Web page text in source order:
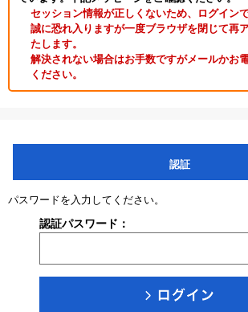
セッション情報が正しくないため、ログイン
誠に恐れ入りますが一度ブラウザを閉じて再
たします。
解決されない場合はお手数ですがメールかお
ください。
認証
パスワードを入力してください。
認証パスワード：